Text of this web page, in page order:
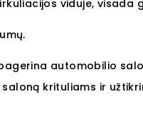
viduje, visada
automobilio
krituliams ir